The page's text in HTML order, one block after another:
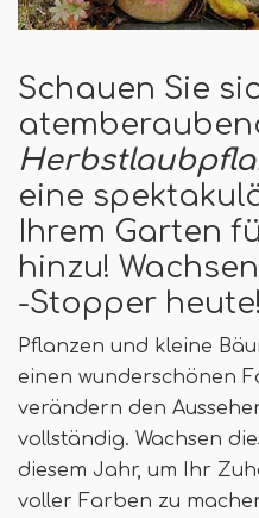
Schauen Sie
eine
Ihrem Garten
hinzu!
-Stopper heute!
Pflanzen und kleine
einen wunderschönen
verändern den
vollständig. Wachsen
diesem Jahr, um Ihr
voller Farben zu